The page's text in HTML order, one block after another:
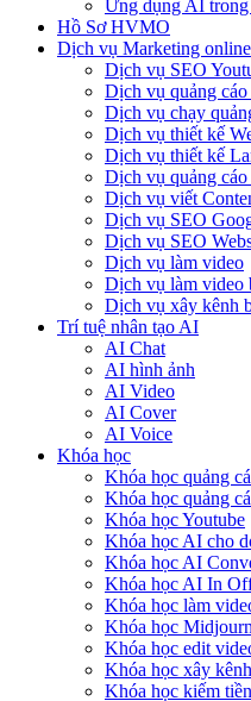
Ứng dụng AI
Hồ Sơ HVMO
Dịch vụ Marketing online
Dịch vụ SEO
Dịch vụ quảng
Dịch vụ chạy
Dịch vụ thiết kế
Dịch vụ thiết kế
Dịch vụ quảng
Dịch vụ viết
Dịch vụ SEO
Dịch vụ SEO
Dịch vụ làm video
Dịch vụ làm video
Dịch vụ xây kênh
Trí tuệ nhân tạo AI
AI Chat
AI hình ảnh
AI Video
AI Cover
AI Voice
Khóa học
Khóa học quảng
Khóa học quảng
Khóa học Youtube
Khóa học AI cho
Khóa học AI
Khóa học AI In
Khóa học làm
Khóa học
Khóa học edit
Khóa học xây
Khóa học kiếm